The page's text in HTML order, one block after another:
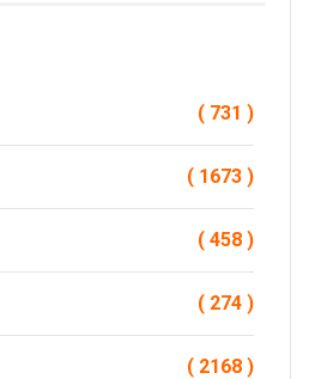
( 731 )
( 1673 )
( 458 )
( 274 )
( 2168 )